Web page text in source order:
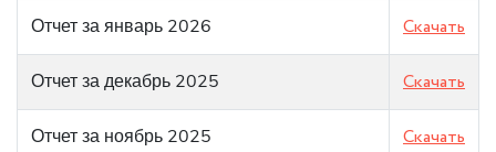
Отчет за январь 2026 Скачать
Отчет за декабрь 2025 Скачать
Отчет за ноябрь 2025 Скачать